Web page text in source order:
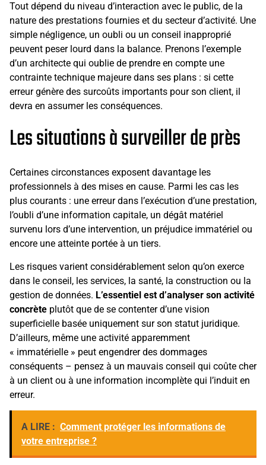
Tout dépend du niveau d’interaction avec le public, de la
nature des prestations fournies et du secteur d’activité. Une
simple négligence, un oubli ou un conseil inapproprié
peuvent peser lourd dans la balance. Prenons l’exemple
d’un architecte qui oublie de prendre en compte une
contrainte technique majeure dans ses plans : si cette
erreur génère des surcoûts importants pour son client, il
devra en assumer les conséquences.
Les situations à surveiller de près
Certaines circonstances exposent davantage les
professionnels à des mises en cause. Parmi les cas les
plus courants : une erreur dans l’exécution d’une prestation,
l’oubli d’une information capitale, un dégât matériel
survenu lors d’une intervention, un préjudice immatériel ou
encore une atteinte portée à un tiers.
Les risques varient considérablement selon qu’on exerce
dans le conseil, les services, la santé, la construction ou la
gestion de données. L’essentiel est d’analyser son activité
concrète plutôt que de se contenter d’une vision
superficielle basée uniquement sur son statut juridique.
D’ailleurs, même une activité apparemment
« immatérielle » peut engendrer des dommages
conséquents – pensez à un mauvais conseil qui coûte cher
à un client ou à une information incomplète qui l’induit en
erreur.
A LIRE : Comment protéger les informations de
votre entreprise ?